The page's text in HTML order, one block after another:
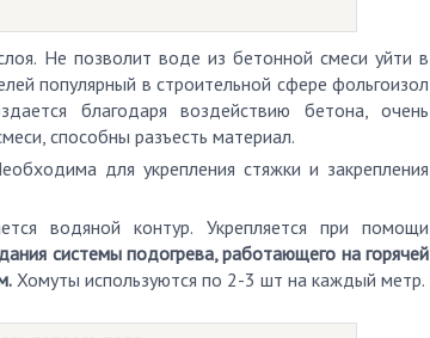
Не позволит воде из бетонной смеси уйти в
популярный в строительной сфере фольгоизол
благодаря воздействию бетона, очень
способны разъесть материал.
для укрепления стяжки и закрепления
водяной контур. Укрепляется при помощи
системы подогрева, работающего на горячей
Хомуты используются по 2-3 шт на каждый метр.